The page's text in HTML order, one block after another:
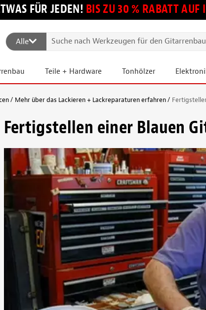
FÜR JEDEN! BIS ZU 30 % RABATT AUF
Alle
Teile + Hardware Tonhölzer
Mehr über das Lackieren + Lackreparaturen erfahren
Fertigstellen einer Blauen